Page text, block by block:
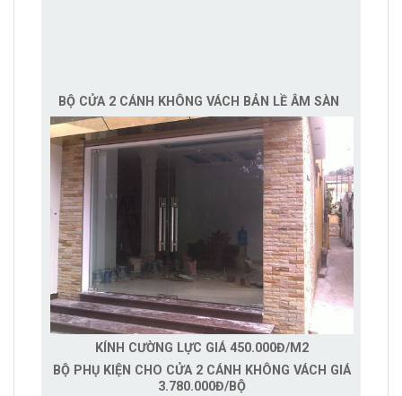
BỘ CỬA 2 CÁNH KHÔNG VÁCH BẢN LỀ ÂM SÀN
KÍNH CƯỜNG LỰC GIÁ 450.000Đ/M2
BỘ PHỤ KIỆN CHO CỬA 2 CÁNH KHÔNG VÁCH GIÁ
3.780.000Đ/BỘ